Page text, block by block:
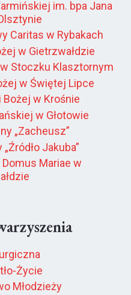
im. bpa Jana
Caritas w Rybakach
w Gietrzwałdzie
Stoczku Klasztornym
w Świętej Lipce
w Krośnie
w Głotowie
„Zacheusz”
Jakuba”
Mariae w
Życie
Młodzieży